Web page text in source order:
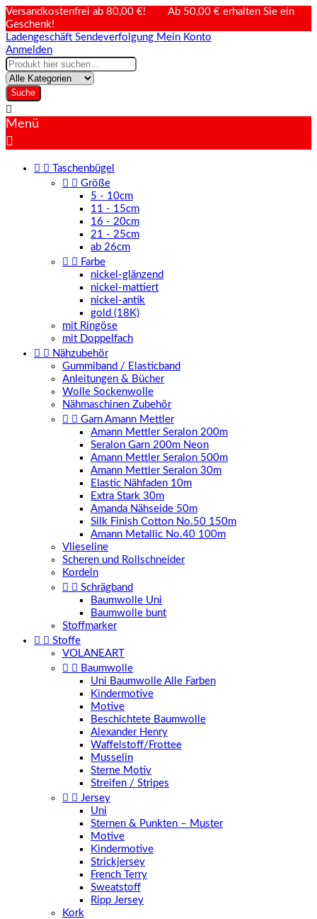
Versandkostenfrei ab 80,00 €! Ab 50,00 € erhalten Sie ein
Geschenk!
Ladengeschäft Sendeverfolgung Mein Konto
Anmelden
Suche

Menü

 
Taschenbügel
  Größe
5 - 10cm
11 - 15cm
16 - 20cm
21 - 25cm
ab 26cm
  Farbe
nickel-glänzend
nickel-mattiert
nickel-antik
gold (18K)
mit Ringöse
mit Doppelfach
  Nähzubehör
Gummiband / Elasticband
Anleitungen & Bücher
Wolle Sockenwolle
Nähmaschinen Zubehör
  Garn Amann Mettler
Amann Mettler Seralon 200m
Seralon Garn 200m Neon
Amann Mettler Seralon 500m
Amann Mettler Seralon 30m
Elastic Nähfaden 10m
Extra Stark 30m
Amanda Nähseide 50m
Silk Finish Cotton No.50 150m
Amann Metallic No.40 100m
Vlieseline
Scheren und Rollschneider
Kordeln
  Schrägband
Baumwolle Uni
Baumwolle bunt
Stoffmarker
  Stoffe
VOLANEART
  Baumwolle
Uni Baumwolle Alle Farben
Kindermotive
Motive
Beschichtete Baumwolle
Alexander Henry
Waffelstoff/Frottee
Musselin
Sterne Motiv
Streifen / Stripes
  Jersey
Uni
Sternen & Punkten – Muster
Motive
Kindermotive
Strickjersey
French Terry
Sweatstoff
Ripp Jersey
Kork